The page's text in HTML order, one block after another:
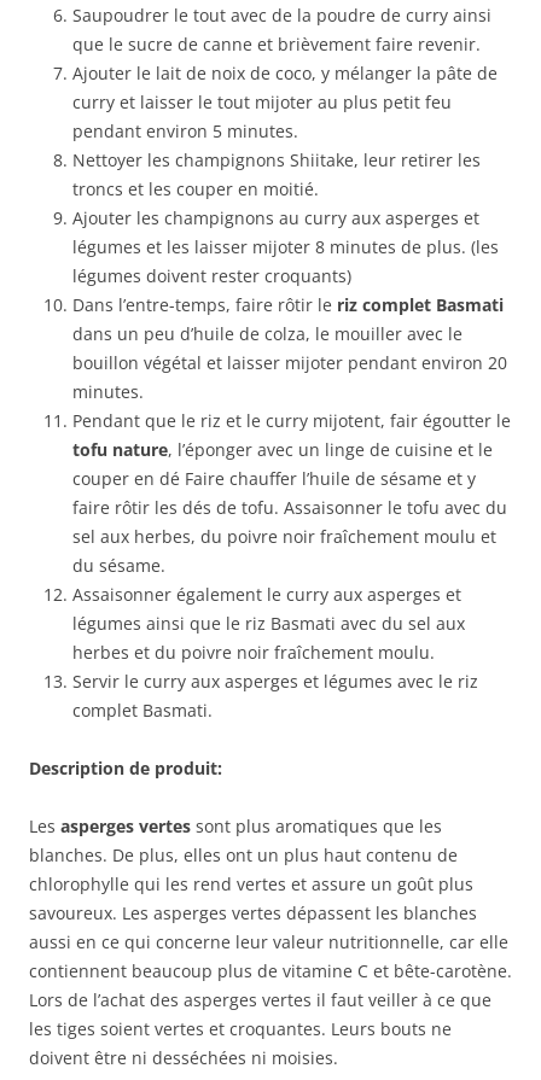
Saupoudrer le tout avec de la poudre de curry ainsi
que le sucre de canne et brièvement faire revenir.
Ajouter le lait de noix de coco, y mélanger la pâte de
curry et laisser le tout mijoter au plus petit feu
pendant environ 5 minutes.
Nettoyer les champignons Shiitake, leur retirer les
troncs et les couper en moitié.
Ajouter les champignons au curry aux asperges et
légumes et les laisser mijoter 8 minutes de plus. (les
légumes doivent rester croquants)
Dans l’entre-temps, faire rôtir le riz complet Basmati
dans un peu d’huile de colza, le mouiller avec le
bouillon végétal et laisser mijoter pendant environ 20
minutes.
Pendant que le riz et le curry mijotent, fair égoutter le
tofu nature, l’éponger avec un linge de cuisine et le
couper en dé Faire chauffer l’huile de sésame et y
faire rôtir les dés de tofu. Assaisonner le tofu avec du
sel aux herbes, du poivre noir fraîchement moulu et
du sésame.
Assaisonner également le curry aux asperges et
légumes ainsi que le riz Basmati avec du sel aux
herbes et du poivre noir fraîchement moulu.
Servir le curry aux asperges et légumes avec le riz
complet Basmati.
Description de produit:
Les asperges vertes sont plus aromatiques que les
blanches. De plus, elles ont un plus haut contenu de
chlorophylle qui les rend vertes et assure un goût plus
savoureux. Les asperges vertes dépassent les blanches
aussi en ce qui concerne leur valeur nutritionnelle, car elle
contiennent beaucoup plus de vitamine C et bête-carotène.
Lors de l’achat des asperges vertes il faut veiller à ce que
les tiges soient vertes et croquantes. Leurs bouts ne
doivent être ni desséchées ni moisies.